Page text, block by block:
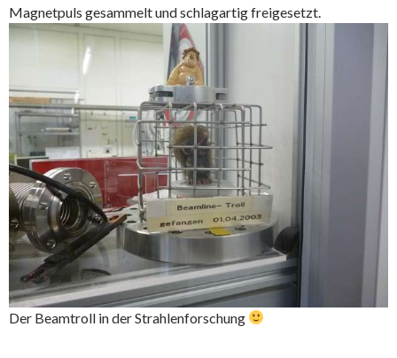
Magnetpuls gesammelt und schlagartig freigesetzt.
Der Beamtroll in der Strahlenforschung